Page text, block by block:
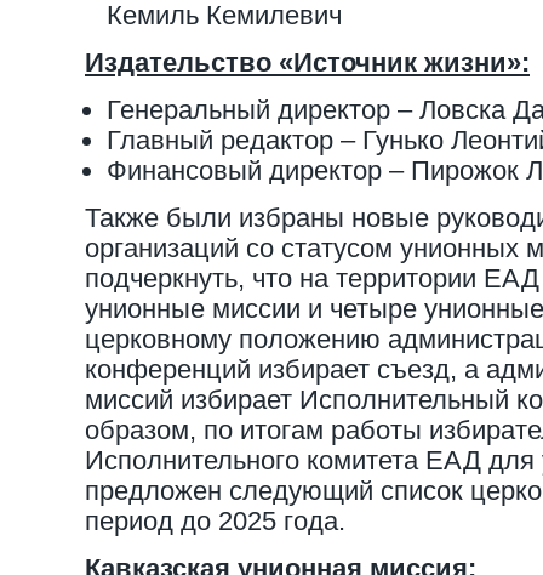
Кемиль Кемилевич
Издательство «Источник жизни»:
Генеральный директор – Ловска
Главный редактор – Гунько
Финансовый директор – Пирожок
Также были избраны новые
организаций со статусом унионных
подчеркнуть, что на территории
унионные миссии и четыре
церковному положению
конференций избирает съезд, а
миссий избирает Исполнительный
образом, по итогам работы
Исполнительного комитета ЕАД
предложен следующий список
период до 2025 года.
Кавказская унионная миссия: